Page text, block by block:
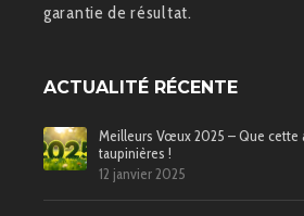
garantie de résultat.
ACTUALITÉ RÉCENTE
Meilleurs Vœux 2025 – Que cette
taupinières !
12 janvier 2025